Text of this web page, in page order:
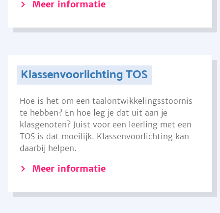
Meer informatie
Klassenvoorlichting TOS
Hoe is het om een taalontwikkelingsstoornis
te hebben? En hoe leg je dat uit aan je
klasgenoten? Juist voor een leerling met een
TOS is dat moeilijk. Klassenvoorlichting kan
daarbij helpen.
Meer informatie